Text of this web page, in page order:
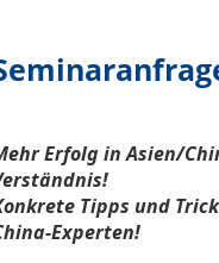
Erfolg in Asien/
Tipps und
Experten!